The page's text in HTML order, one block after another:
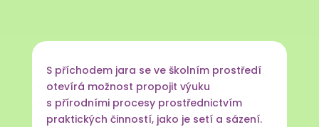
S příchodem jara se ve školním prostředí
otevírá možnost propojit výuku
s přírodními procesy prostřednictvím
praktických činností, jako je setí a sázení.